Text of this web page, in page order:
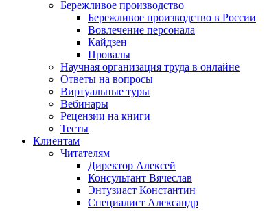
Бережливое производство
Бережливое производство в России
Вовлечение персонала
Кайдзен
Провалы
Научная организация труда в онлайне
Ответы на вопросы
Виртуальные туры
Вебинары
Рецензии на книги
Тесты
Клиентам
Читателям
Директор Алексей
Консультант Вячеслав
Энтузиаст Константин
Специалист Александр